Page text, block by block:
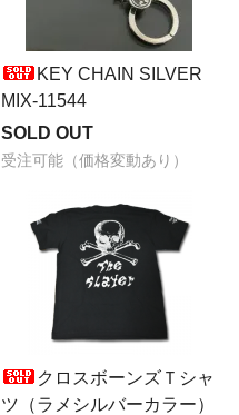
KEY CHAIN SILVER
MIX-11544
SOLD OUT
受注可能（価格変動あり）
クロスボーンズＴシャ
ツ（ラメシルバーカラー）